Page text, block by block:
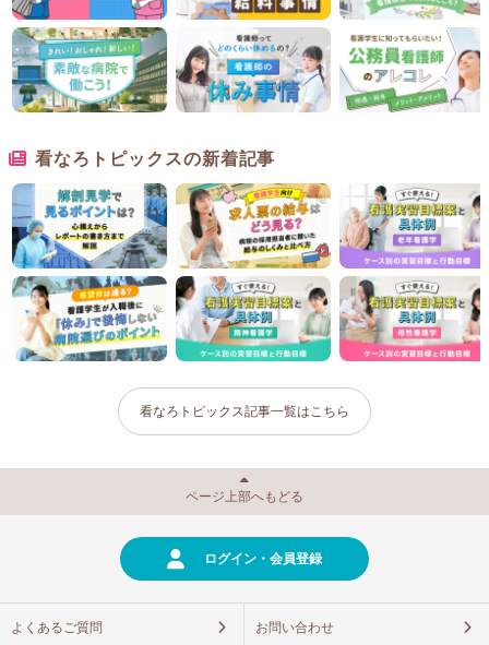
看なろトピックスの新着記事
看なろトピックス記事一覧はこちら
ページ上部へもどる
ログイン・会員登録
よくあるご質問 お問い合わせ